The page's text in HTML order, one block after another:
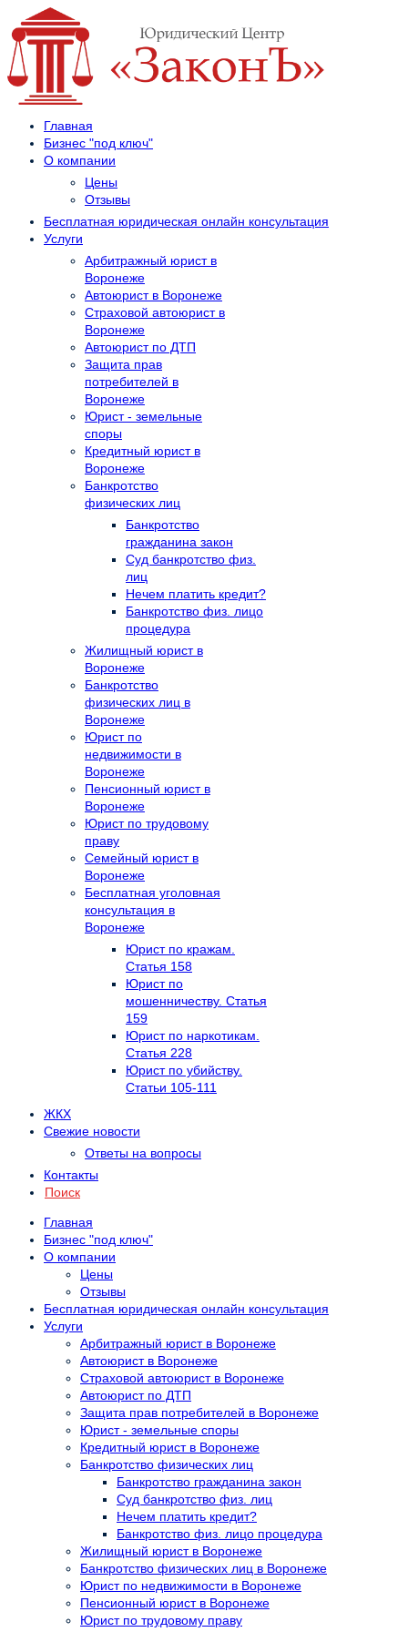
Главная
Бизнес "под ключ"
О компании
Цены
Отзывы
Бесплатная юридическая онлайн консультация
Услуги
Арбитражный юрист в
Воронеже
Автоюрист в Воронеже
Страховой автоюрист в
Воронеже
Автоюрист по ДТП
Защита прав
потребителей в
Воронеже
Юрист - земельные
споры
Кредитный юрист в
Воронеже
Банкротство
физических лиц
Банкротство
гражданина закон
Суд банкротство физ.
лиц
Нечем платить кредит?
Банкротство физ. лицо
процедура
Жилищный юрист в
Воронеже
Банкротство
физических лиц в
Воронеже
Юрист по
недвижимости в
Воронеже
Пенсионный юрист в
Воронеже
Юрист по трудовому
праву
Семейный юрист в
Воронеже
Бесплатная уголовная
консультация в
Воронеже
Юрист по кражам.
Статья 158
Юрист по
мошенничеству. Статья
159
Юрист по наркотикам.
Статья 228
Юрист по убийству.
Статьи 105-111
ЖКХ
Свежие новости
Ответы на вопросы
Контакты
Поиск
Главная
Бизнес "под ключ"
О компании
Цены
Отзывы
Бесплатная юридическая онлайн консультация
Услуги
Арбитражный юрист в Воронеже
Автоюрист в Воронеже
Страховой автоюрист в Воронеже
Автоюрист по ДТП
Защита прав потребителей в Воронеже
Юрист - земельные споры
Кредитный юрист в Воронеже
Банкротство физических лиц
Банкротство гражданина закон
Суд банкротство физ. лиц
Нечем платить кредит?
Банкротство физ. лицо процедура
Жилищный юрист в Воронеже
Банкротство физических лиц в Воронеже
Юрист по недвижимости в Воронеже
Пенсионный юрист в Воронеже
Юрист по трудовому праву